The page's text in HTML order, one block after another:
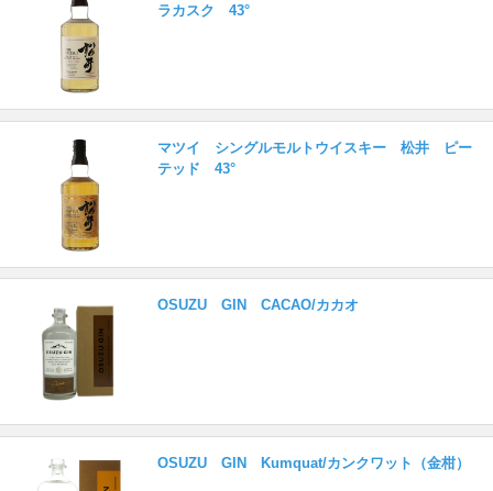
ラカスク 43°
マツイ シングルモルトウイスキー 松井 ピー
テッド 43°
OSUZU GIN CACAO/カカオ
OSUZU GIN Kumquat/カンクワット（金柑）